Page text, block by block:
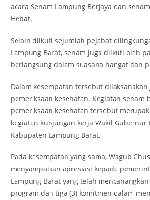
acara Senam Lampung Berjaya dan
Hebat.
Selain diikuti sejumlah pejabat
Lampung Barat, senam juga diikuti oleh
berlangsung dalam suasana hangat dan
Dalam kesempatan tersebut dilaksanakan
pemeriksaan kesehatan. Kegiatan senam
pemeriksaan kesehatan tersebut
kegiatan kunjungan kerja Wakil Gubernur
Kabupaten Lampung Barat.
Pada kesempatan yang sama, Wagub
menyampaikan apresiasi kepada
Lampung Barat yang telah
program dan tiga (3) komitmen dalam